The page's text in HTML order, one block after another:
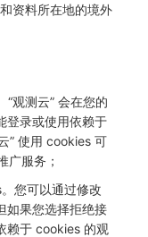
资料所在地的境外
观测云” 会在您的
登录或使用依赖于
” 使用 cookies 可
广服务；
您可以通过修改
如果您选择拒绝接
赖于 cookies 的观